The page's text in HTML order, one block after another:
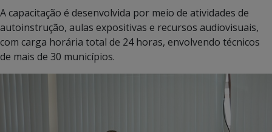
A capacitação é desenvolvida por meio de atividades de
autoinstrução, aulas expositivas e recursos audiovisuais,
com carga horária total de 24 horas, envolvendo técnicos
de mais de 30 municípios.